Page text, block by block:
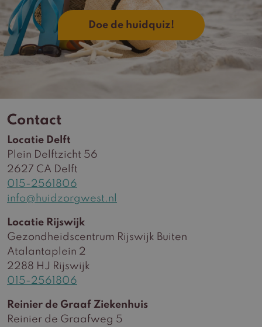
Doe de huidquiz!
Contact
Locatie Delft
Plein Delftzicht 56
2627 CA Delft
015-2561806
info@huidzorgwest.nl
Locatie Rijswijk
Gezondheidscentrum Rijswijk Buiten
Atalantaplein 2
2288 HJ Rijswijk
015-2561806
Reinier de Graaf Ziekenhuis
Reinier de Graafweg 5